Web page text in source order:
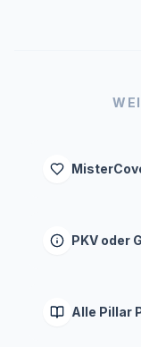
PKV oder
Alle Pillar